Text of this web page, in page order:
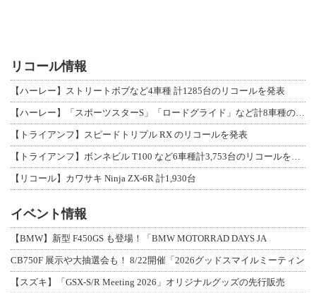
リコール情報
【ハーレー】ストリートボブなど4車種 計1285台のリコールを発表
【ハーレー】「スポーツスターS」「ロードグライド」など計8車種のリコールを発表
【トライアンフ】スピードトリプル RX のリコールを発表
【トライアンフ】ボンネビル T100 など6車種計3,753台のリコールを発表
【リコール】カワサキ Ninja ZX-6R 計1,930台
イベント情報
【BMW】新型 F450GS も登場！「BMW MOTORRAD DAYS JA
CB750F 展示や大抽選会も！ 8/22開催「2026グッドスマイルミーティン
【スズキ】「GSX-S/R Meeting 2026」オリジナルグッズの先行販売